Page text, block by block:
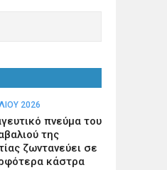
2026
πνεύμα του
της
ζωντανεύει σε
κάστρα